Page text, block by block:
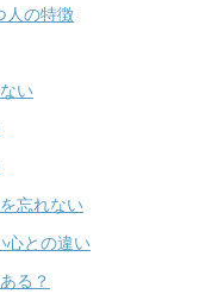
人の特徴
い
忘れない
心との違い
る？